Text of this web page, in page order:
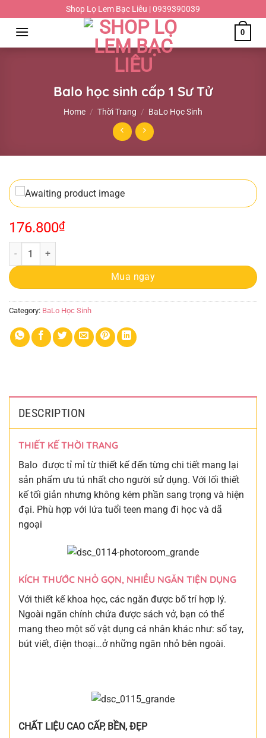
đến
dung
Shop Lọ Lem Bạc Liêu | 0939390039
0
Balo học sinh cấp 1 Sư Tử
Home / Thời Trang / BaLo Học Sinh
176.800₫
Balo học sinh cấp 1 Sư Tử quantity
Mua ngay
Category: BaLo Học Sinh
DESCRIPTION
THIẾT KẾ THỜI TRANG
Balo được tỉ mỉ từ thiết kế đến từng chi tiết mang lại
sản phẩm ưu tú nhất cho người sử dụng. Với lối thiết
kế tối giản nhưng không kém phần sang trọng và hiện
đại. Phù hợp với lứa tuổi teen mang đi học và dã
ngoại
KÍCH THƯỚC NHỎ GỌN, NHIỀU NGĂN TIỆN DỤNG
Với thiết kế khoa học, các ngăn được bố trí hợp lý.
Ngoài ngăn chính chứa được sách vở, bạn có thể
mang theo một số vật dụng cá nhân khác như: sổ tay,
bút viết, điện thoại…ở những ngăn nhỏ bên ngoài.
CHẤT LIỆU CAO CẤP, BỀN, ĐẸP